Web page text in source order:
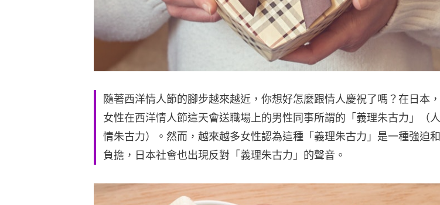
隨著西洋情人節的腳步越來越近，你想好怎麼跟情人慶祝了嗎？在日本，
女性在西洋情人節這天會送職場上的男性同事所謂的「義理朱古力」（人
情朱古力）。然而，越來越多女性認為這種「義理朱古力」是一種強迫和
負擔，日本社會也出現反對「義理朱古力」的聲音。